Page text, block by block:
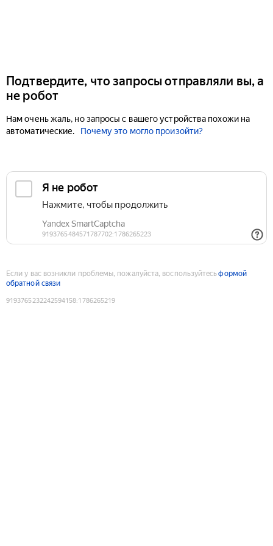
Подтвердите, что запросы отправляли вы, а
не робот
Нам очень жаль, но запросы с вашего устройства похожи на
автоматические.
Почему это могло произойти?
Если у вас возникли проблемы, пожалуйста, воспользуйтесьформой
обратной связи
9193765232242594158:1786265219